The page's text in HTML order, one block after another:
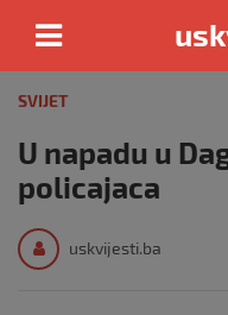
content
SVIJET
U napadu u
policajaca
uskvijesti.ba